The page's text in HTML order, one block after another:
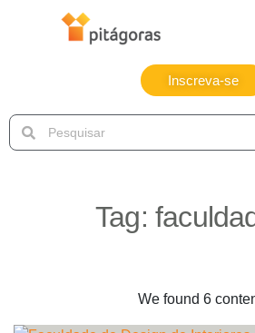
Inscreva-se
Tag:
We found 6